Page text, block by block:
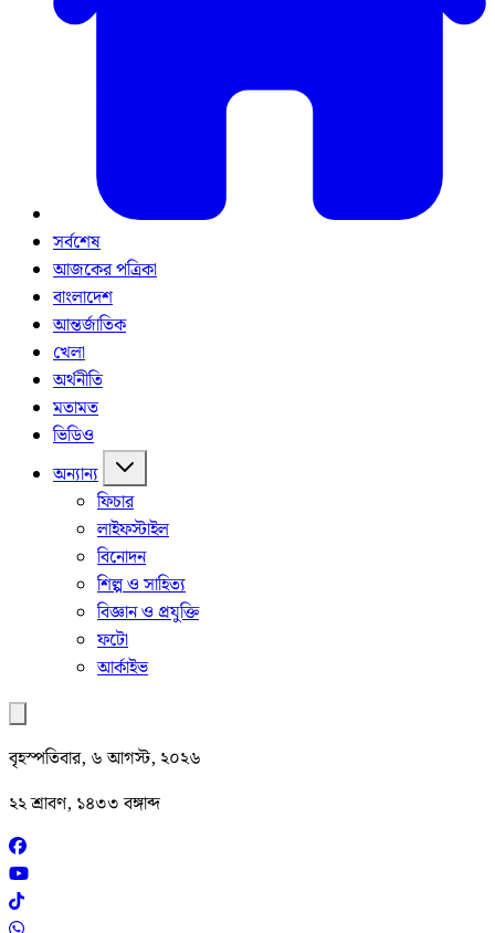
সর্বশেষ
আজকের পত্রিকা
বাংলাদেশ
আন্তর্জাতিক
খেলা
অর্থনীতি
মতামত
ভিডিও
অন্যান্য
ফিচার
লাইফস্টাইল
বিনোদন
শিল্প ও সাহিত্য
বিজ্ঞান ও প্রযুক্তি
ফটো
আর্কাইভ
বৃহস্পতিবার, ৬ আগস্ট, ২০২৬
২২ শ্রাবণ, ১৪৩৩ বঙ্গাব্দ